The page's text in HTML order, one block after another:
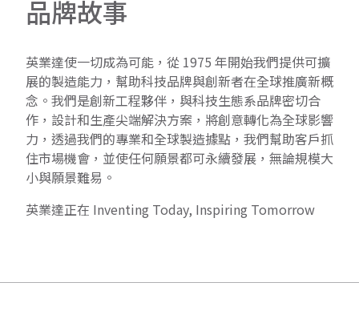
品牌故事
英業達使一切成為可能，從 1975 年開始我們提供可擴
展的製造能力，幫助科技品牌與創新者在全球推廣新概
念。我們是創新工程夥伴，與科技生態系品牌密切合
作，設計和生產尖端解決方案，將創意轉化為全球影響
力，透過我們的專業和全球製造據點，我們幫助客戶抓
住市場機會，並使任何願景都可永續發展，無論規模大
小與願景難易。
英業達正在 Inventing Today, Inspiring Tomorrow